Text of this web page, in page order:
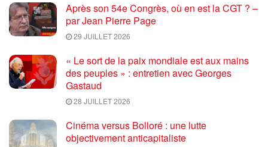
Après son 54e Congrès, où en est la CGT ? –
par Jean Pierre Page
29 JUILLET 2026
« Le sort de la paix mondiale est aux mains
des peuples » : entretien avec Georges
Gastaud
28 JUILLET 2026
Cinéma versus Bolloré : une lutte
objectivement anticapitaliste